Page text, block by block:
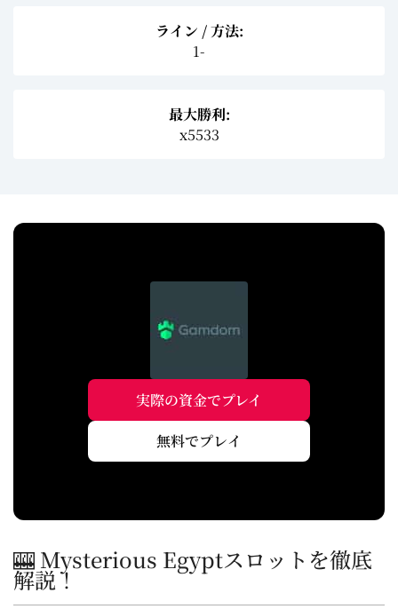
ライン / 方法:
1-
最大勝利:
x5533
実際の資金でプレイ
無料でプレイ
🎰 Mysterious Egyptスロットを徹底
解説！